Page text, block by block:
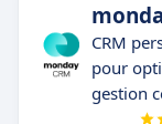
CRM
pour
gestion